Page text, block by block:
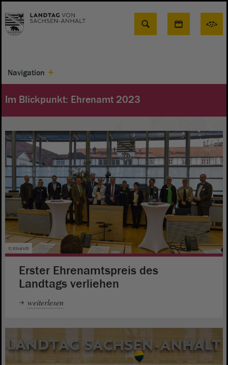
Suche
Navigation
Im Blickpunkt: Ehrenamt 2023
© ltlsa/stb
Erster Ehrenamtspreis des
Landtags verliehen
weiterlesen